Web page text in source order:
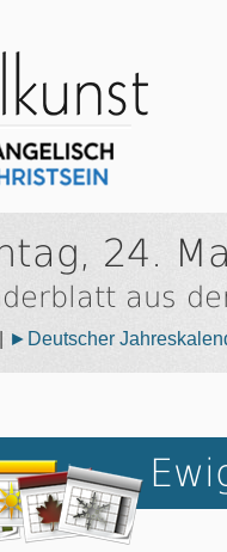
24.
aus
►Deutscher